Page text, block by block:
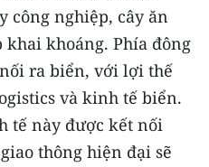
Bắc
công nghiệp, cây ăn
khoáng. Phía đông
ra biển, với lợi thế
và kinh tế biển.
tế này được kết nối
thông hiện đại sẽ